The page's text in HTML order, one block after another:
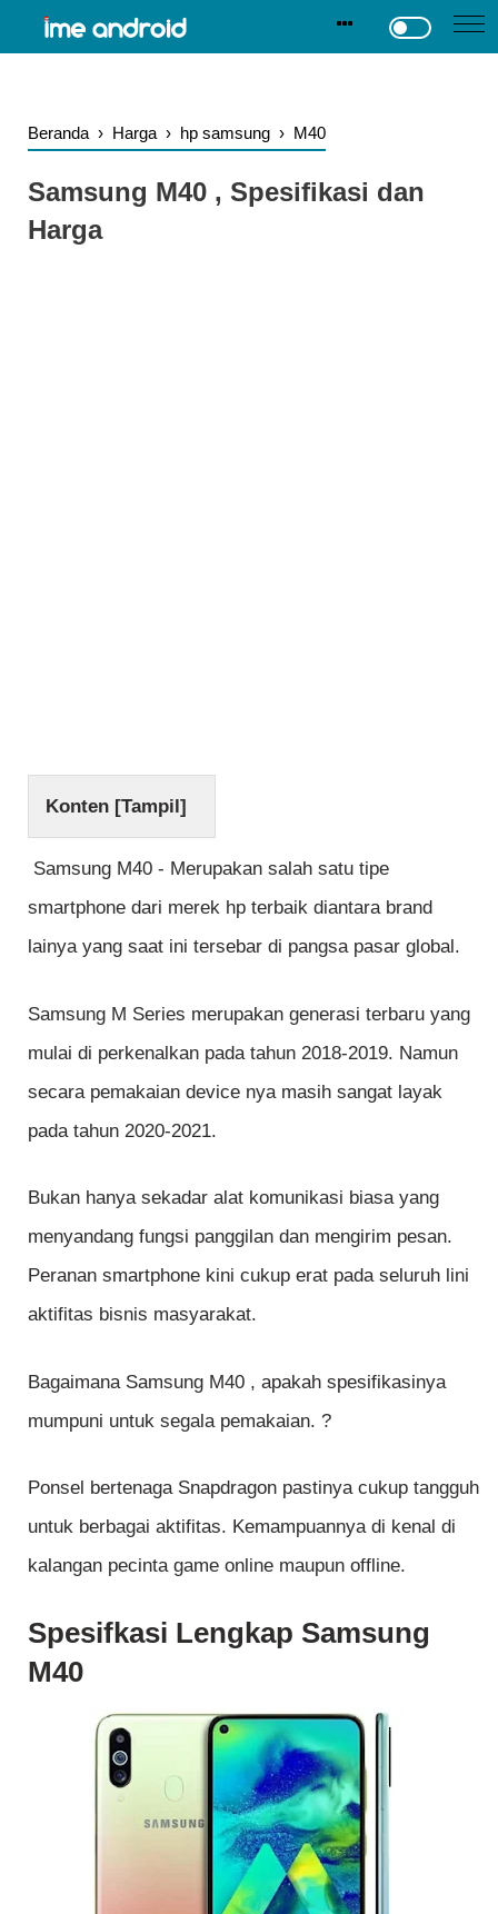
Beranda › Harga › hp samsung › M40
Samsung M40 , Spesifikasi dan
Harga
Konten [Tampil]
Samsung M40 - Merupakan salah satu tipe
smartphone dari merek hp terbaik diantara brand
lainya yang saat ini tersebar di pangsa pasar global.
Samsung M Series merupakan generasi terbaru yang
mulai di perkenalkan pada tahun 2018-2019. Namun
secara pemakaian device nya masih sangat layak
pada tahun 2020-2021.
Bukan hanya sekadar alat komunikasi biasa yang
menyandang fungsi panggilan dan mengirim pesan.
Peranan smartphone kini cukup erat pada seluruh lini
aktifitas bisnis masyarakat.
Bagaimana Samsung M40 , apakah spesifikasinya
mumpuni untuk segala pemakaian. ?
Ponsel bertenaga Snapdragon pastinya cukup tangguh
untuk berbagai aktifitas. Kemampuannya di kenal di
kalangan pecinta game online maupun offline.
Spesifkasi Lengkap Samsung
M40